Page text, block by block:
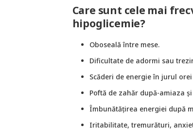
Care sunt cele mai
hipoglicemie?
Oboseală între mese.
Dificultate de adormi sau
Scăderi de energie în jurul orei
Poftă de zahăr după-amiaza
Îmbunătățirea energiei după
Iritabilitate, tremurături,